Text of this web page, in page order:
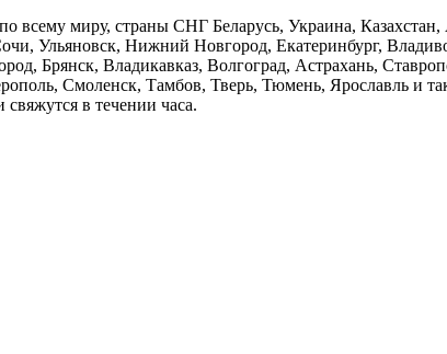
миру, страны СНГ Беларусь, Украина, Казахстан,
Ульяновск, Нижний Новгород, Екатеринбург,
Брянск, Владикавказ, Волгоград, Астрахань,
Смоленск, Тамбов, Тверь, Тюмень, Ярославль и
в течении часа.